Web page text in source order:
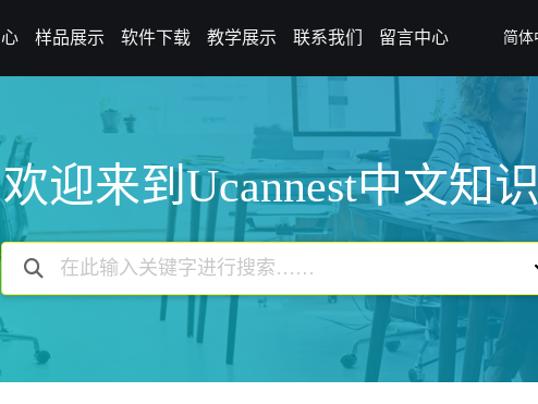
样品展示 软件下载 教学展示 联系我们 留言中心 简体
欢迎来到Ucannest中文知